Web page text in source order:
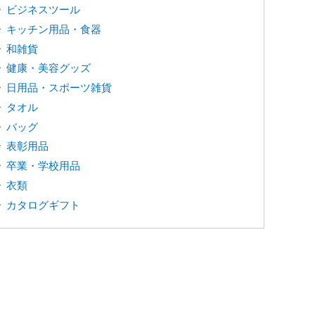
ビジネスツール
キッチン用品・食器
和雑貨
健康・美容グッズ
日用品・スポーツ雑貨
タオル
バッグ
表彰用品
卒業・学校用品
衣類
カタログギフト